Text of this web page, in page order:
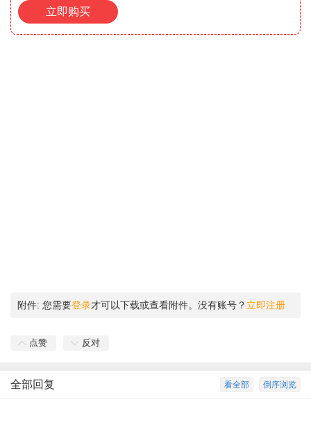
立即购买
附件: 您需要登录才可以下载或查看附件。没有账号？ 立即注册
点赞 反对
倒序浏览
看全部
全部回复